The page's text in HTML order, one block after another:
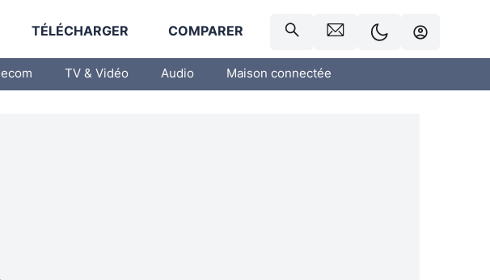
TÉLÉCHARGER COMPARER
TV & Vidéo Audio Maison connectée